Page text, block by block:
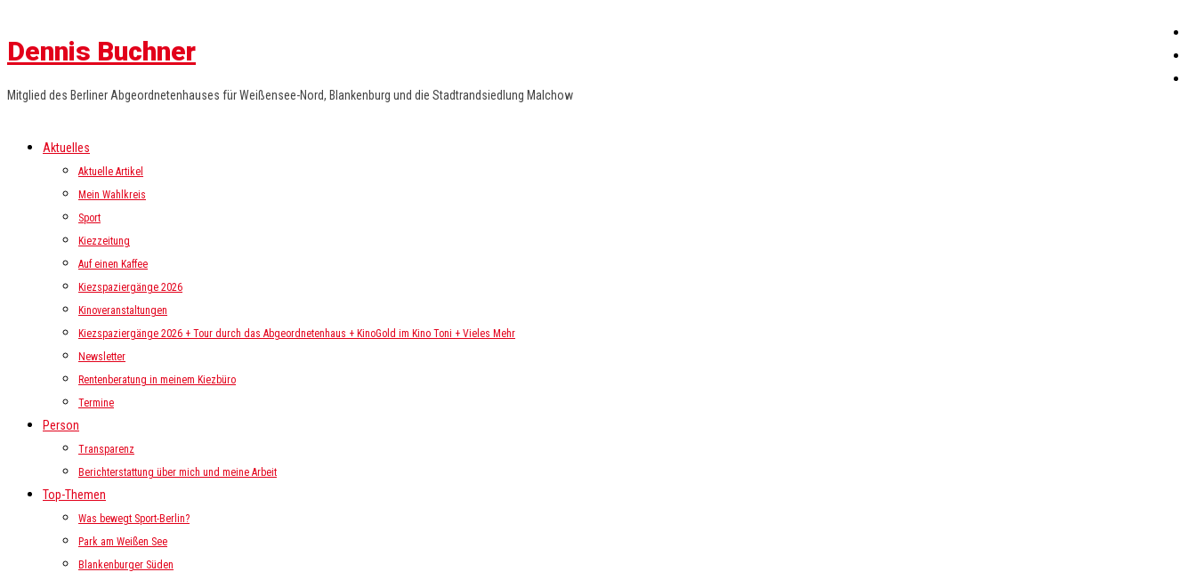
Dennis Buchner
Mitglied des Berliner Abgeordnetenhauses für Weißensee-Nord, Blankenburg und die Stadtrandsiedlung Malchow
Aktuelles
Aktuelle Artikel
Mein Wahlkreis
Sport
Kiezzeitung
Auf einen Kaffee
Kiezspaziergänge 2026
Kinoveranstaltungen
Kiezspaziergänge 2026 + Tour durch das Abgeordnetenhaus + KinoGold im Kino Toni + Vieles Mehr
Newsletter
Rentenberatung in meinem Kiezbüro
Termine
Person
Transparenz
Berichterstattung über mich und meine Arbeit
Top-Themen
Was bewegt Sport-Berlin?
Park am Weißen See
Blankenburger Süden